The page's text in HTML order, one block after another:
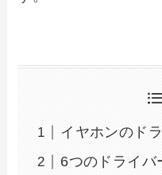
イヤホンのド
6つのドライバ